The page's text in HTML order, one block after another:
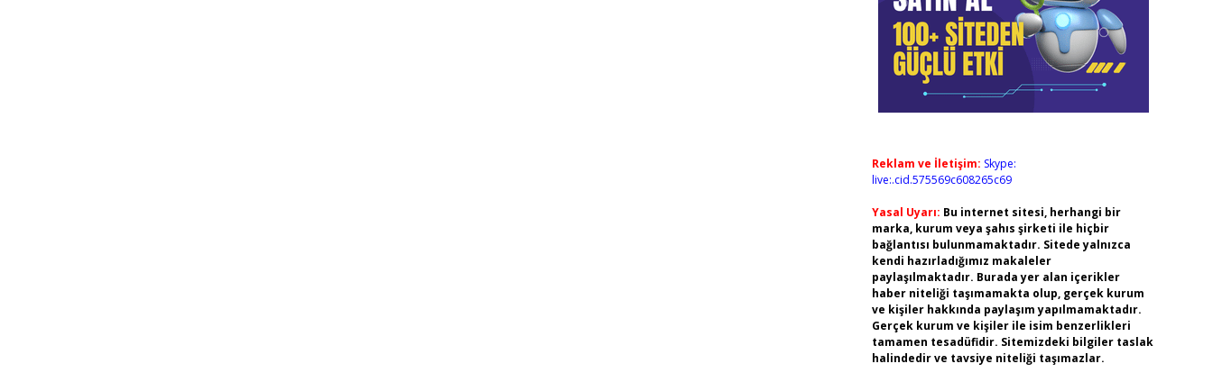
Reklam ve İletişim: Skype:
live:.cid.575569c608265c69
Yasal Uyarı: Bu internet sitesi, herhangi bir
marka, kurum veya şahıs şirketi ile hiçbir
bağlantısı bulunmamaktadır. Sitede yalnızca
kendi hazırladığımız makaleler
paylaşılmaktadır. Burada yer alan içerikler
haber niteliği taşımamakta olup, gerçek kurum
ve kişiler hakkında paylaşım yapılmamaktadır.
Gerçek kurum ve kişiler ile isim benzerlikleri
tamamen tesadüfidir. Sitemizdeki bilgiler taslak
halindedir ve tavsiye niteliği taşımazlar.